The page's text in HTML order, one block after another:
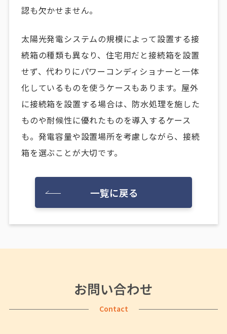
認も欠かせません。
太陽光発電システムの規模によって設置する接
続箱の種類も異なり、住宅用だと接続箱を設置
せず、代わりにパワーコンディショナーと一体
化しているものを使うケースもあります。屋外
に接続箱を設置する場合は、防水処理を施した
ものや耐候性に優れたものを導入するケース
も。発電容量や設置場所を考慮しながら、接続
箱を選ぶことが大切です。
一覧に戻る
お問い合わせ
Contact